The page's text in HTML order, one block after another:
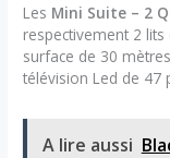
Les Mini Suite – 2
respectivement 2
surface de 30
télévision Led de 47
A lire aussi